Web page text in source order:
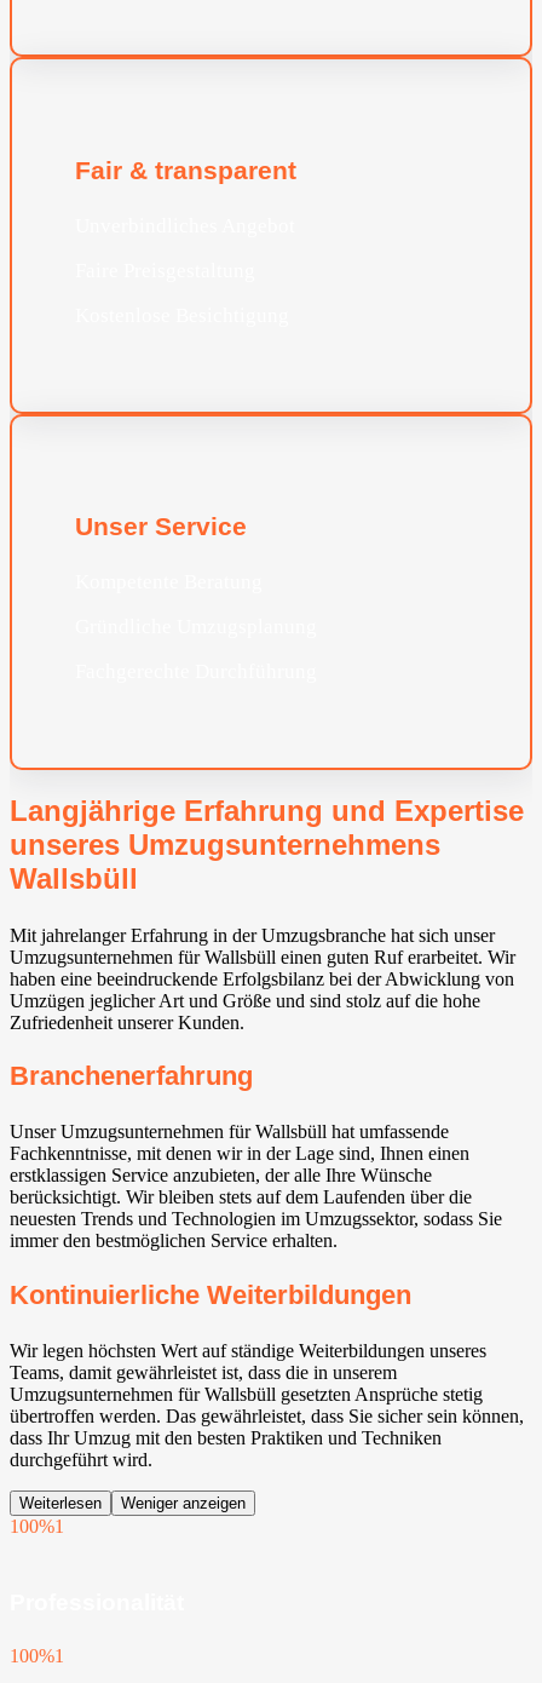
Fair & transparent
Unser Service
Langjährige Erfahrung und Expertise
unseres Umzugsunternehmens
Wallsbüll
Mit jahrelanger Erfahrung in der Umzugsbranche hat sich unser
Umzugsunternehmen für Wallsbüll einen guten Ruf erarbeitet. Wir
haben eine beeindruckende Erfolgsbilanz bei der Abwicklung von
Umzügen jeglicher Art und Größe und sind stolz auf die hohe
Zufriedenheit unserer Kunden.
Branchenerfahrung
Unser Umzugsunternehmen für Wallsbüll hat umfassende
Fachkenntnisse, mit denen wir in der Lage sind, Ihnen einen
erstklassigen Service anzubieten, der alle Ihre Wünsche
berücksichtigt. Wir bleiben stets auf dem Laufenden über die
neuesten Trends und Technologien im Umzugssektor, sodass Sie
immer den bestmöglichen Service erhalten.
Kontinuierliche Weiterbildungen
Wir legen höchsten Wert auf ständige Weiterbildungen unseres
Teams, damit gewährleistet ist, dass die in unserem
Umzugsunternehmen für Wallsbüll gesetzten Ansprüche stetig
übertroffen werden. Das gewährleistet, dass Sie sicher sein können,
dass Ihr Umzug mit den besten Praktiken und Techniken
durchgeführt wird.
Weiterlesen Weniger anzeigen
100%1
100%1